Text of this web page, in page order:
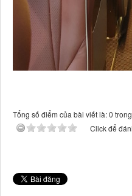
Tổng số điểm của bài viết là: 0
Click để